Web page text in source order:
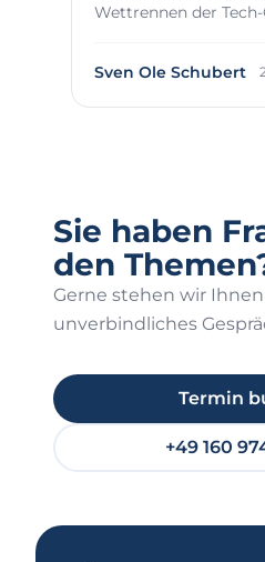
Wettrennen der
Sven Ole Schubert
Sie haben
den
Gerne stehen wir
unverbindliches
Termin
+49 160